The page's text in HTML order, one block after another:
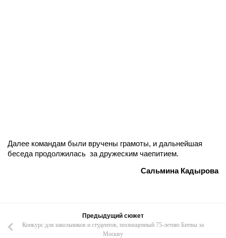
Далее командам были вручены грамоты, и дальнейшая
беседа продолжилась за дружеским чаепитием.
Сальмина Кадырова
Предыдущий сюжет
Конкурс для школьников и студентов, посвященный 75-летию Битвы за
Москву